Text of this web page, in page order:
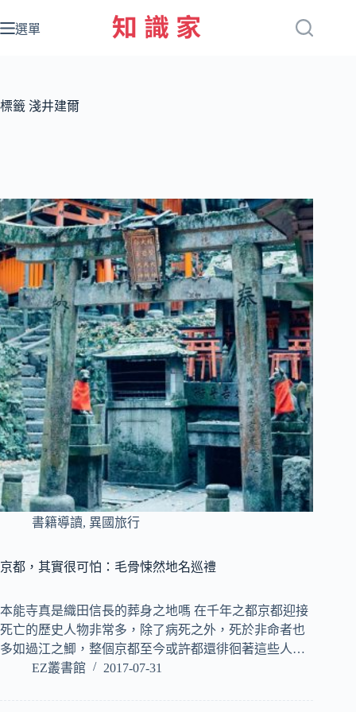
至
容
選單
標籤 淺井建爾
書籍導讀, 異國旅行
京都，其實很可怕：毛骨悚然地名巡禮
本能寺真是織田信長的葬身之地嗎 在千年之都京都迎接
死亡的歷史人物非常多，除了病死之外，死於非命者也
多如過江之鯽，整個京都至今或許都還徘徊著這些人…
EZ叢書館
2017-07-31